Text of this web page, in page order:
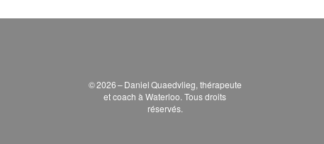
© 2026 – Daniel Quaedvlieg, thérapeute
et coach à Waterloo. Tous droits
réservés.